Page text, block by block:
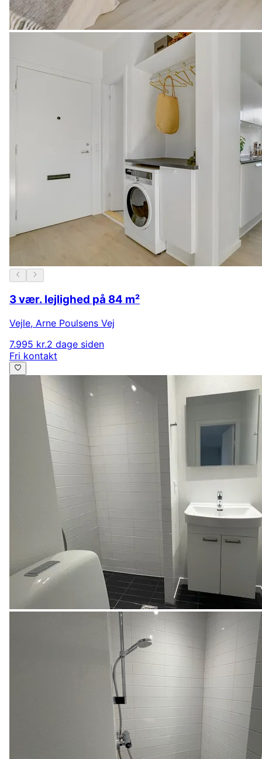
3 vær. lejlighed på 84 m²
Vejle, Arne Poulsens Vej
7.995 kr.2 dage siden
Fri kontakt